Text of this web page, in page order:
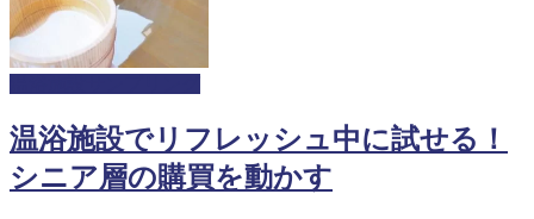
温浴施設でリフレッシュ中に試せる！
シニア層の購買を動かす